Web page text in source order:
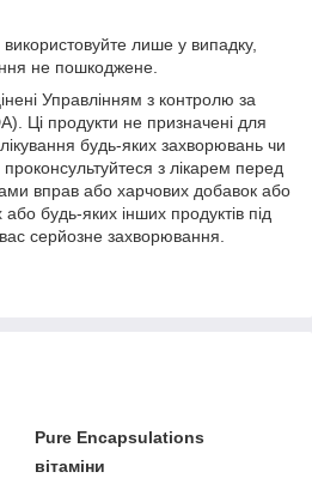
використовуйте лише у випадку,
не пошкоджене.
Управлінням з контролю за
Ці продукти не призначені для
будь-яких захворювань чи
з лікарем перед
вправ або харчових добавок або
будь-яких інших продуктів під
серйозне захворювання.
Pure Encapsulations
вітаміни